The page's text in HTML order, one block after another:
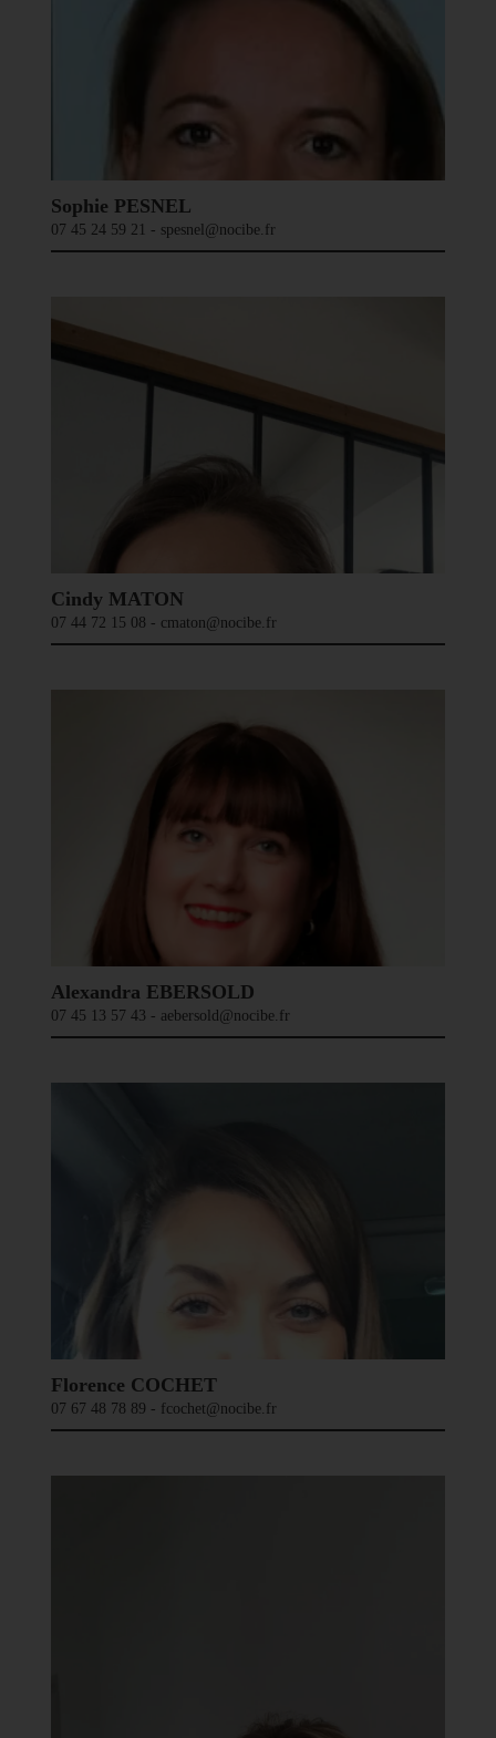
Sophie PESNEL
07 45 24 59 21 - spesnel@nocibe.fr
Cindy MATON
07 44 72 15 08 - cmaton@nocibe.fr
Alexandra EBERSOLD
07 45 13 57 43 - aebersold@nocibe.fr
Florence COCHET
07 67 48 78 89 - fcochet@nocibe.fr